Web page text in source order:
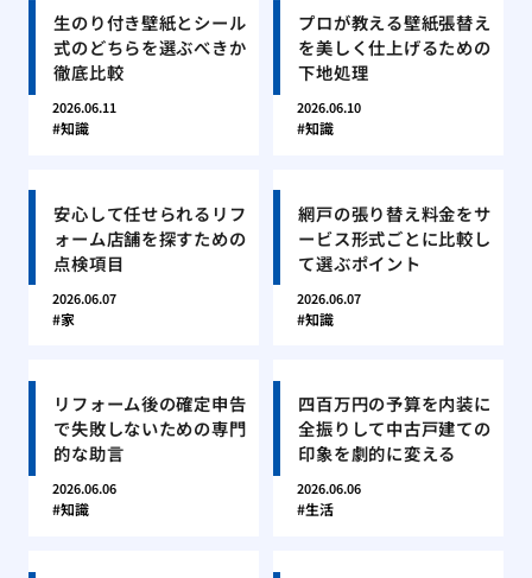
生のり付き壁紙とシール
式のどちらを選ぶべきか
徹底比較
2026.06.11
知識
プロが教える壁紙張替え
を美しく仕上げるための
下地処理
2026.06.10
知識
安心して任せられるリフ
ォーム店舗を探すための
点検項目
2026.06.07
家
網戸の張り替え料金をサ
ービス形式ごとに比較し
て選ぶポイント
2026.06.07
知識
リフォーム後の確定申告
で失敗しないための専門
的な助言
2026.06.06
知識
四百万円の予算を内装に
全振りして中古戸建ての
印象を劇的に変える
2026.06.06
生活